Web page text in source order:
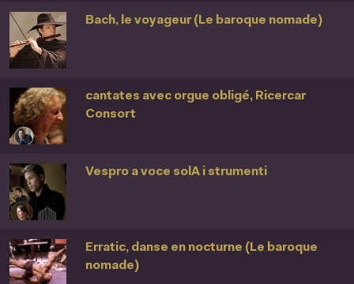
Bach, le voyageur (Le baroque nomade)
cantates avec orgue obligé, Ricercar
Consort
Vespro a voce solA i strumenti
Erratic, danse en nocturne (Le baroque
nomade)